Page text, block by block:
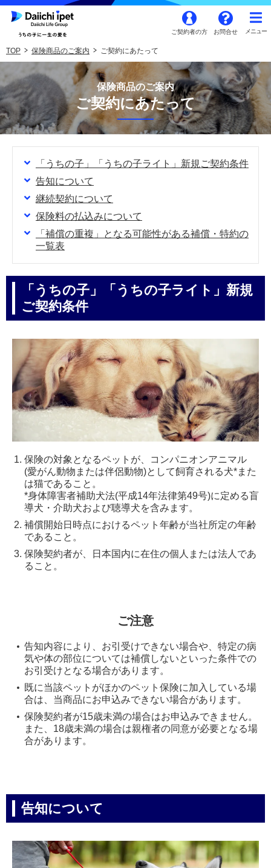
ご契約者の方 お問合せ
TOP 保険商品のご案内 ご契約にあたって
保険商品のご案内
ご契約にあたって
「うちの子」「うちの子ライト」新規ご契約条件
告知について
継続契約について
保険料の払込みについて
「補償の重複」となる可能性がある補償・特約の
一覧表
「うちの子」「うちの子ライト」新規
ご契約条件
保険の対象となるペットが、コンパニオンアニマル
(愛がん動物または伴侶動物)として飼育される犬*また
は猫であること。
*身体障害者補助犬法(平成14年法律第49号)に定める盲
導犬・介助犬および聴導犬を含みます。
補償開始日時点におけるペット年齢が当社所定の年齢
であること。
保険契約者が、日本国内に在住の個人または法人であ
ること。
ご注意
告知内容により、お引受けできない場合や、特定の病
気や体の部位については補償しないといった条件での
お引受けとなる場合があります。
既に当該ペットがほかのペット保険に加入している場
合は、当商品にお申込みできない場合があります。
保険契約者が15歳未満の場合はお申込みできません。
また、18歳未満の場合は親権者の同意が必要となる場
合があります。
告知について